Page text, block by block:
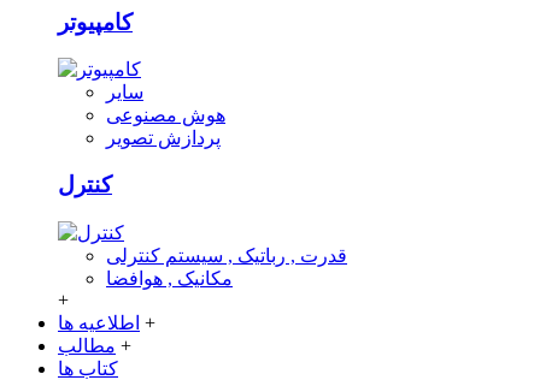
کامپیوتر
سایر
هوش مصنوعی
پردازش تصویر
کنترل
قدرت , رباتیک , سیستم کنترلی
مکانیک , هوافضا
+
اطلاعیه ها +
مطالب +
کتاب ها